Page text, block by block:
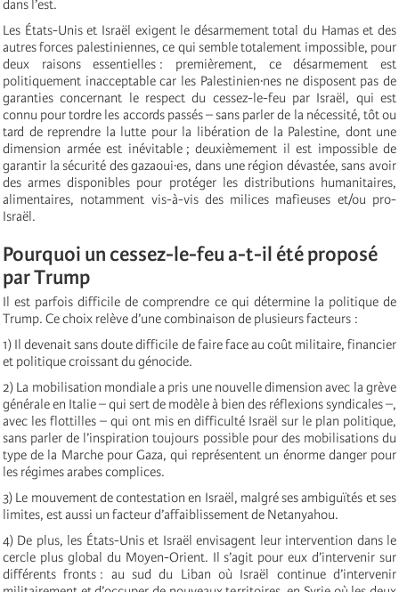
dans l’est.
Les États-Unis et Israël exigent le désarmement total du Hamas et des
autres forces palestiniennes, ce qui semble totalement impossible, pour
deux raisons essentielles : premièrement, ce désarmement est
politiquement inacceptable car les Palestinien·nes ne disposent pas de
garanties concernant le respect du cessez-le-feu par Israël, qui est
connu pour tordre les accords passés – sans parler de la nécessité, tôt ou
tard de reprendre la lutte pour la libération de la Palestine, dont une
dimension armée est inévitable ; deuxièmement il est impossible de
garantir la sécurité des gazaoui·es, dans une région dévastée, sans avoir
des armes disponibles pour protéger les distributions humanitaires,
alimentaires, notamment vis-à-vis des milices mafieuses et/ou pro-
Israël.
Pourquoi un cessez-le-feu a-t-il été proposé
par Trump
Il est parfois difficile de comprendre ce qui détermine la politique de
Trump. Ce choix relève d’une combinaison de plusieurs facteurs :
1) Il devenait sans doute difficile de faire face au coût militaire, financier
et politique croissant du génocide.
2) La mobilisation mondiale a pris une nouvelle dimension avec la grève
générale en Italie – qui sert de modèle à bien des réflexions syndicales –,
avec les flottilles – qui ont mis en difficulté Israël sur le plan politique,
sans parler de l’inspiration toujours possible pour des mobilisations du
type de la Marche pour Gaza, qui représentent un énorme danger pour
les régimes arabes complices.
3) Le mouvement de contestation en Israël, malgré ses ambiguïtés et ses
limites, est aussi un facteur d’affaiblissement de Netanyahou.
4) De plus, les États-Unis et Israël envisagent leur intervention dans le
cercle plus global du Moyen-Orient. Il s’agit pour eux d’intervenir sur
différents fronts : au sud du Liban où Israël continue d’intervenir